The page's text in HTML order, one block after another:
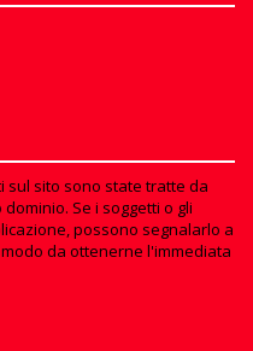
sul sito sono state tratte da
Se i soggetti o gli
possono segnalarlo a
da ottenerne l'immediata